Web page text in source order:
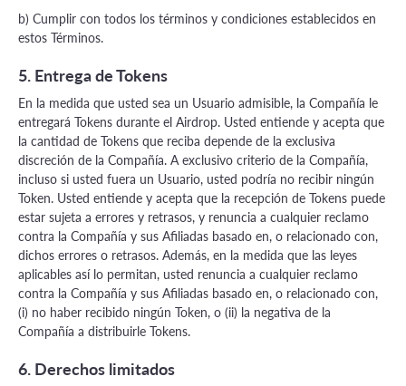
b) Cumplir con todos los términos y condiciones establecidos en
estos Términos.
5. Entrega de Tokens
En la medida que usted sea un Usuario admisible, la Compañía le
entregará Tokens durante el Airdrop. Usted entiende y acepta que
la cantidad de Tokens que reciba depende de la exclusiva
discreción de la Compañía. A exclusivo criterio de la Compañía,
incluso si usted fuera un Usuario, usted podría no recibir ningún
Token. Usted entiende y acepta que la recepción de Tokens puede
estar sujeta a errores y retrasos, y renuncia a cualquier reclamo
contra la Compañía y sus Afiliadas basado en, o relacionado con,
dichos errores o retrasos. Además, en la medida que las leyes
aplicables así lo permitan, usted renuncia a cualquier reclamo
contra la Compañía y sus Afiliadas basado en, o relacionado con,
(i) no haber recibido ningún Token, o (ii) la negativa de la
Compañía a distribuirle Tokens.
6. Derechos limitados